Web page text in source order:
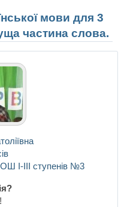
мови для 3
частина слова.
І-ІІІ ступенів №3